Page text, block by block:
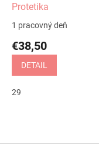
Protetika
1 pracovný deň
€38,50
DETAIL
29